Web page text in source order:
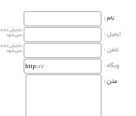
نام‌ :
ایمیل :
نمایش داده
نمی‌شود
تلفن : نمایش داده
نمی‌شود
وبگاه‌ :
متن :